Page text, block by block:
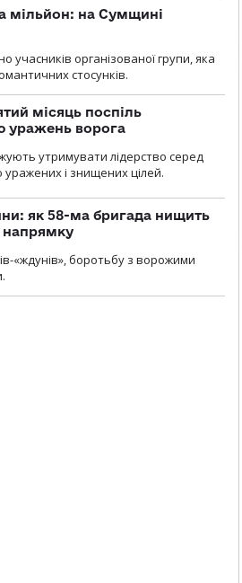
мільйон: на Сумщині
організованої групи, яка
стосунків.
місяць поспіль
уражень ворога
утримувати лідерство серед
уражених і знищених цілей.
як 58-ма бригада нищить
напрямку
«ждунів», боротьбу з ворожими